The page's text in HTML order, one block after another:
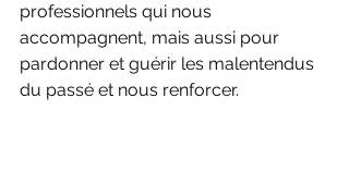
professionnels qui nous
accompagnent, mais aussi pour
pardonner et guérir les malentendus
du passé et nous renforcer.